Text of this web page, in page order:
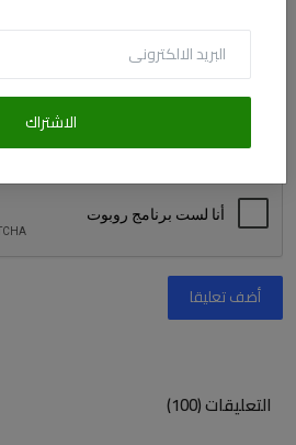
الاشتراك
التعليق
أضف تعليقا
التعليقات (100)